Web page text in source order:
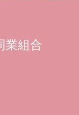
業組合